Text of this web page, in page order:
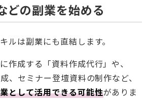
どの副業を始める
ルは副業にも直結します。
作成する「資料作成代行」や、
、セミナー登壇資料の制作など、
として活用できる可能性がありま